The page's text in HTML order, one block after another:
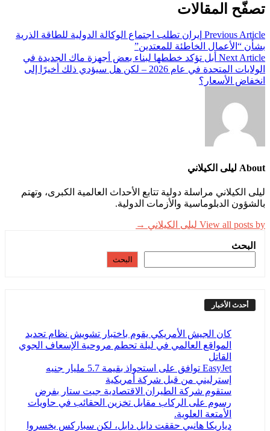
تصفّح المقالات
Previous Article إيران تطلب اجتماع الوكالة الدولية للطاقة الذرية
بشأن “الأعمال الخاطئة للمعتدين”
Next Article أبل تؤكد خططها لبناء بعض أجهزة ماك الجديدة في
الولايات المتحدة في عام 2026 – لكن هل سيؤدي ذلك أخيرًا إلى
انخفاض الأسعار؟
About ليلى الكيلاني
ليلى الكيلاني مراسلة دولية تتابع الأحداث العالمية الكبرى، وتهتم
بالشؤون الدبلوماسية والأزمات الدولية.
View all posts by ليلى الكيلاني →
البحث
البحث
أحدث الأخبار
كان الجيش الأمريكي يقوم باختبار تشويش نظام تحديد
المواقع العالمي في ليلة تحطم مروحية الإسعاف الجوي
القاتل
EasyJet توافق على استحواذ بقيمة 5.7 مليار جنيه
إسترليني من قبل شركة أمريكية
ستقوم شركة الطيران الاقتصادية جيت ستار بفرض
رسوم على الركاب مقابل تخزين الحقائب في حاويات
الأمتعة العلوية.
دياريكا هانبي حققت دابل دابل، لكن سباركس يخسروا